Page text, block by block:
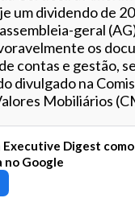
um dividendo de 20
geral
os
contas e gestão,
divulgado na
Mobiliários
Executive Digest
no Google